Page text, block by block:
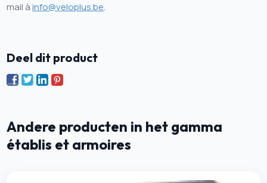
mail àinfo@veloplus.be.
Deel dit product
Andere producten in het gamma
établis et armoires